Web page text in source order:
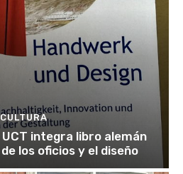
CULTURA
integra libro alemán
los oficios y el diseño